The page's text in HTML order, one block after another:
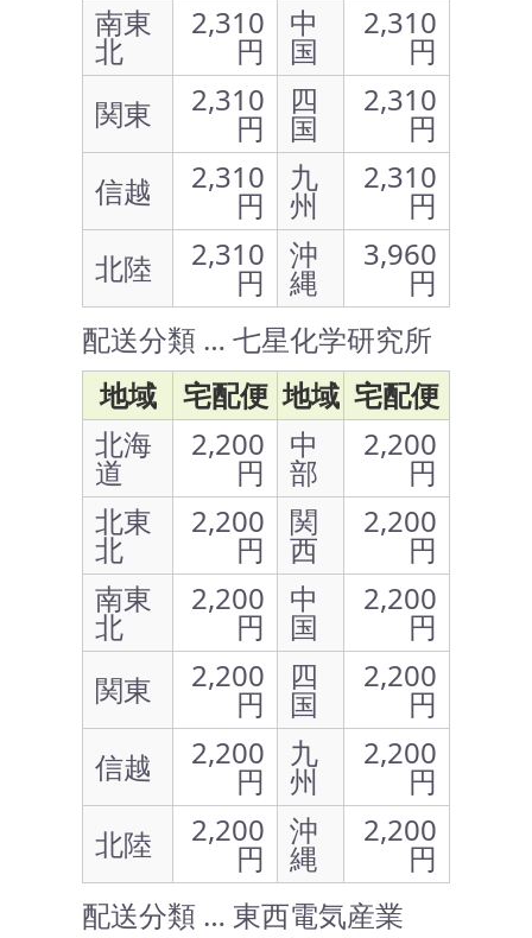
南東
北
2,310
円
中
国
2,310
円
関東
2,310
円
四
国
2,310
円
信越
2,310
円
九
州
2,310
円
北陸
2,310
円
沖
縄
3,960
円
配送分類 … 七星化学研究所
地域
宅配便 地域 宅配便
北海
道
2,200
円
中
部
2,200
円
北東
北
2,200
円
関
西
2,200
円
南東
北
2,200
円
中
国
2,200
円
関東
2,200
円
四
国
2,200
円
信越
2,200
円
九
州
2,200
円
北陸
2,200
円
沖
縄
2,200
円
配送分類 … 東西電気産業